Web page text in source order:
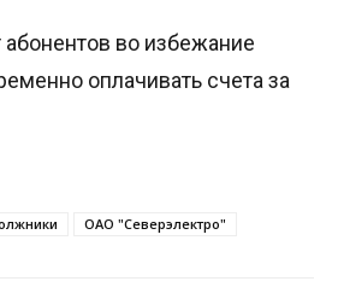
во избежание
оплачивать счета за
ОАО "Северэлектро"